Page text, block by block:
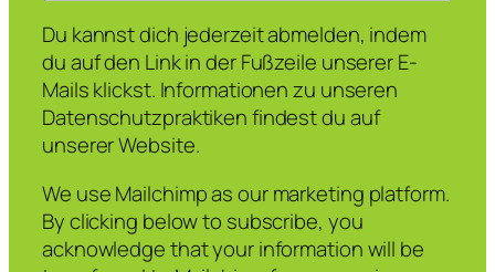
Du kannst dich jederzeit abmelden, indem
du auf den Link in der Fußzeile unserer E-
Mails klickst. Informationen zu unseren
Datenschutzpraktiken findest du auf
unserer Website.
We use Mailchimp as our marketing platform.
By clicking below to subscribe, you
acknowledge that your information will be